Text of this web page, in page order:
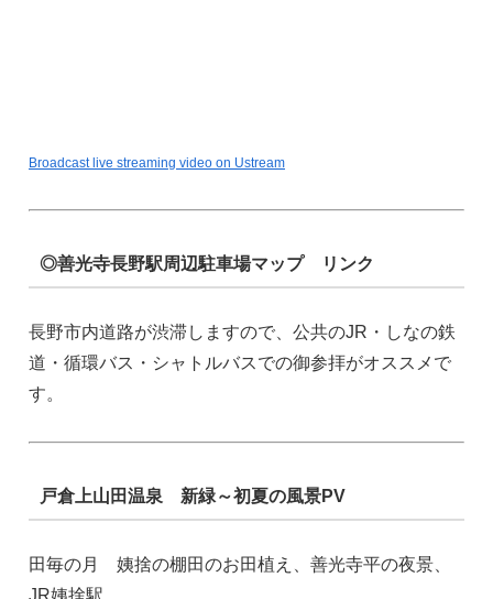
Broadcast live streaming video on Ustream
◎善光寺長野駅周辺駐車場マップ リンク
長野市内道路が渋滞しますので、公共のJR・しなの鉄
道・循環バス・シャトルバスでの御参拝がオススメで
す。
戸倉上山田温泉 新緑～初夏の風景PV
田毎の月 姨捨の棚田のお田植え、善光寺平の夜景、
JR姨捨駅